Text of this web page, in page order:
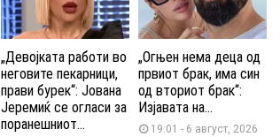
„Девојката работи во
неговите пекарници,
прави бурек“: Јована
Јеремиќ се огласи за
поранешниот...
„Огњен нема деца од
првиот брак, има син
од вториот брак“:
Изјавата на...
19:01 - 6 август, 2026